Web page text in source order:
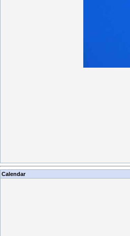
Calendar